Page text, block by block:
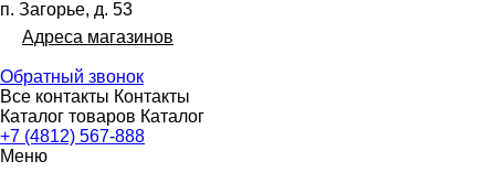
п. Загорье, д. 53
Адреса магазинов
Обратный звонок
Все контакты Контакты
Каталог товаров Каталог
+7 (4812) 567-888
Меню